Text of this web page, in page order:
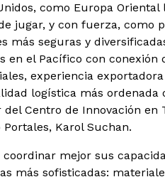
como Europa
jugar, y con fuerza, como
más seguras y
en el Pacífico con conexión
experiencia
logística más ordenada
Centro de Innovación en
Portales, Karol Suchan.
coordinar mejor sus
más sofisticadas: